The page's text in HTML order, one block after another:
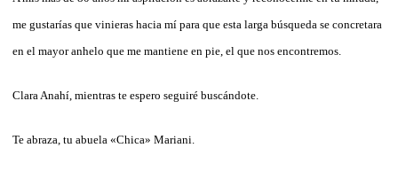
me gustarías que vinieras hacia mí para que esta larga búsqueda se concretara
en el mayor anhelo que me mantiene en pie, el que nos encontremos.
Clara Anahí, mientras te espero seguiré buscándote.
Te abraza, tu abuela «Chica» Mariani.